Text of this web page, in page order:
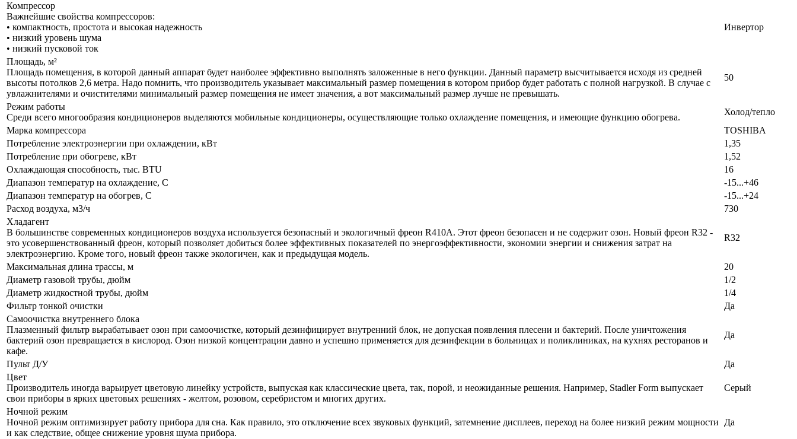
Компрессор
Важнейшие свойства компрессоров:
• компактность, простота и высокая надежность
• низкий уровень шума
• низкий пусковой ток
Инвертор
Площадь, м²
Площадь помещения, в которой данный аппарат будет наиболее эффективно выполнять заложенные в него функции. Данный параметр высчитывается исходя из средней
высоты потолков 2,6 метра. Надо помнить, что производитель указывает максимальный размер помещения в котором прибор будет работать с полной нагрузкой. В случае с
увлажнителями и очистителями минимальный размер помещения не имеет значения, а вот максимальный размер лучше не превышать.
50
Режим работы
Среди всего многообразия кондиционеров выделяются мобильные кондиционеры, осуществляющие только охлаждение помещения, и имеющие функцию обогрева.
Холод/тепло
Марка компрессора
TOSHIBA
Потребление электроэнергии при охлаждении, кВт
1,35
Потребление при обогреве, кВт
1,52
Охлаждающая способность, тыс. BTU
16
Диапазон температур на охлаждение, С
-15...+46
Диапазон температур на обогрев, С
-15...+24
Расход воздуха, м3/ч
730
Хладагент
В большинстве современных кондиционеров воздуха используется безопасный и экологичный фреон R410A. Этот фреон безопасен и не содержит озон. Новый фреон R32 -
это усовершенствованный фреон, который позволяет добиться более эффективных показателей по энергоэффективности, экономии энергии и снижения затрат на
электроэнергию. Кроме того, новый фреон также экологичен, как и предыдущая модель.
R32
Максимальная длина трассы, м
20
Диаметр газовой трубы, дюйм
1/2
Диаметр жидкостной трубы, дюйм
1/4
Фильтр тонкой очистки
Да
Самоочистка внутреннего блока
Плазменный фильтр вырабатывает озон при самоочистке, который дезинфицирует внутренний блок, не допуская появления плесени и бактерий. После уничтожения
бактерий озон превращается в кислород. Озон низкой концентрации давно и успешно применяется для дезинфекции в больницах и поликлиниках, на кухнях ресторанов и
кафе.
Да
Пульт Д/У
Да
Цвет
Производитель иногда варьирует цветовую линейку устройств, выпуская как классические цвета, так, порой, и неожиданные решения. Например, Stadler Form выпускает
свои приборы в ярких цветовых решениях - желтом, розовом, серебристом и многих других.
Серый
Ночной режим
Ночной режим оптимизирует работу прибора для сна. Как правило, это отключение всех звуковых функций, затемнение дисплеев, переход на более низкий режим мощности
и как следствие, общее снижение уровня шума прибора.
Да